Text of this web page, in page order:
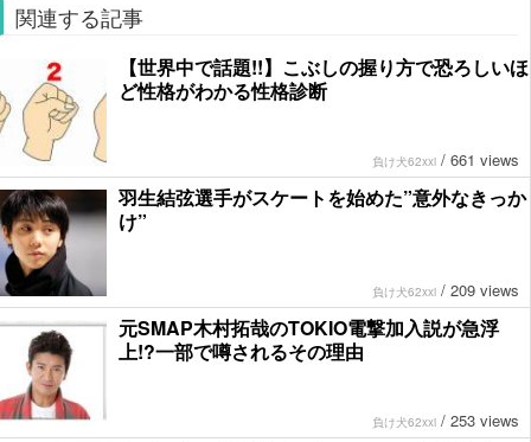
関連する記事
【世界中で話題!!】こぶしの握り方で恐ろしいほ
ど性格がわかる性格診断
負け犬62xxi / 661 views
羽生結弦選手がスケートを始めた”意外なきっか
け”
負け犬62xxi / 209 views
元SMAP木村拓哉のTOKIO電撃加入説が急浮
上!?一部で噂されるその理由
負け犬62xxi / 253 views